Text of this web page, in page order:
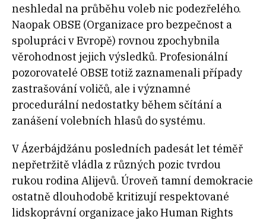
neshledal na průběhu voleb nic podezřelého.
Naopak OBSE (Organizace pro bezpečnost a
spolupráci v Evropě) rovnou zpochybnila
věrohodnost jejich výsledků. Profesionální
pozorovatelé OBSE totiž zaznamenali případy
zastrašování voličů, ale i významné
procedurální nedostatky během sčítání a
zanášení volebních hlasů do systému.
V Ázerbájdžánu posledních padesát let téměř
nepřetržitě vládla z různých pozic tvrdou
rukou rodina Alijevů. Úroveň tamní demokracie
ostatně dlouhodobě kritizují respektované
lidskoprávní organizace jako Human Rights